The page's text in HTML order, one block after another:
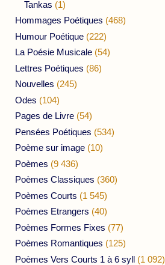
Tankas (1)
Hommages Poétiques (468)
Humour Poétique (222)
La Poésie Musicale (54)
Lettres Poétiques (86)
Nouvelles (245)
Odes (104)
Pages de Livre (54)
Pensées Poétiques (534)
Poème sur image (10)
Poèmes (9 436)
Poèmes Classiques (360)
Poèmes Courts (1 545)
Poèmes Etrangers (40)
Poèmes Formes Fixes (77)
Poèmes Romantiques (125)
Poèmes Vers Courts 1 à 6 syll (1 092)